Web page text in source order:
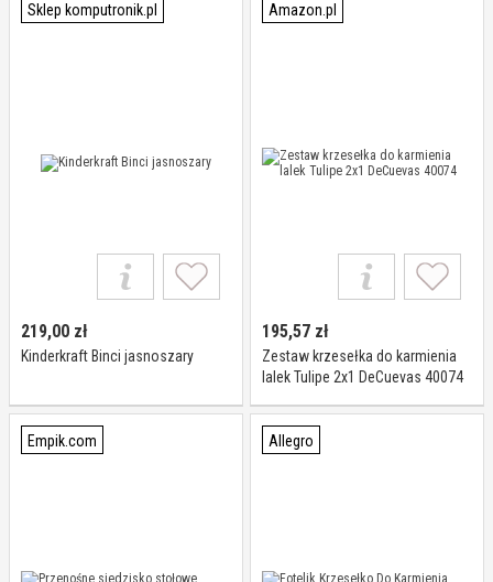
Sklep komputronik.pl
219,00 zł
Kinderkraft Binci jasnoszary
Amazon.pl
195,57 zł
Zestaw krzesełka do karmienia
lalek Tulipe 2x1 DeCuevas 40074
Empik.com Allegro